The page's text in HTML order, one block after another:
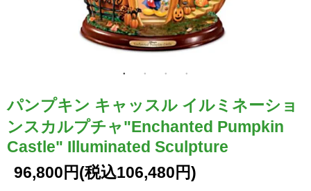
パンプキン キャッスル イルミネーショ
ンスカルプチャ"Enchanted Pumpkin
Castle" Illuminated Sculpture
96,800円(税込106,480円)